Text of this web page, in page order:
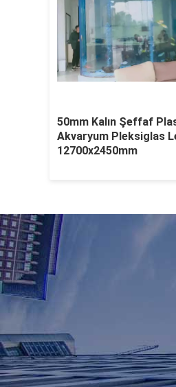
50mm Kalın Şeffaf
Akvaryum Pleksiglas
12700x2450mm